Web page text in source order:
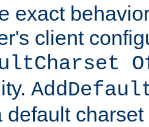
exact
client
default